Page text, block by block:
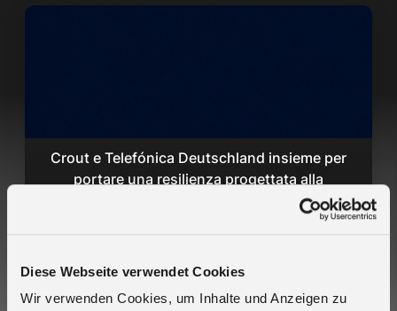
Diese Webseite verwendet Cookies
Wir verwenden Cookies, um Inhalte und Anzeigen zu
Crout e Telefónica Deutschland insieme per
portare una resilienza progettata alla
connettività IoT critica - 2CoreSIM